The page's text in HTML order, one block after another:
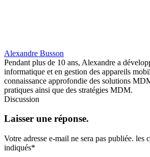
Alexandre Busson
Pendant plus de 10 ans, Alexandre a
informatique et en gestion des appareils
connaissance approfondie des solutions
pratiques ainsi que des stratégies MDM.
Discussion
Laisser une réponse.
Votre adresse e-mail ne sera pas publiée. les
indiqués*